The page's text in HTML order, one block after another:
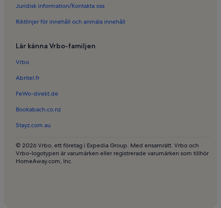
Juridisk information/Kontakta oss
Riktlinjer för innehåll och anmäla innehåll
Lär känna Vrbo-familjen
Vrbo
Abritel.fr
FeWo-direkt.de
Bookabach.co.nz
Stayz.com.au
© 2026 Vrbo, ett företag i Expedia Group. Med ensamrätt. Vrbo och
Vrbo-logotypen är varumärken eller registrerade varumärken som tillhör
HomeAway.com, Inc.